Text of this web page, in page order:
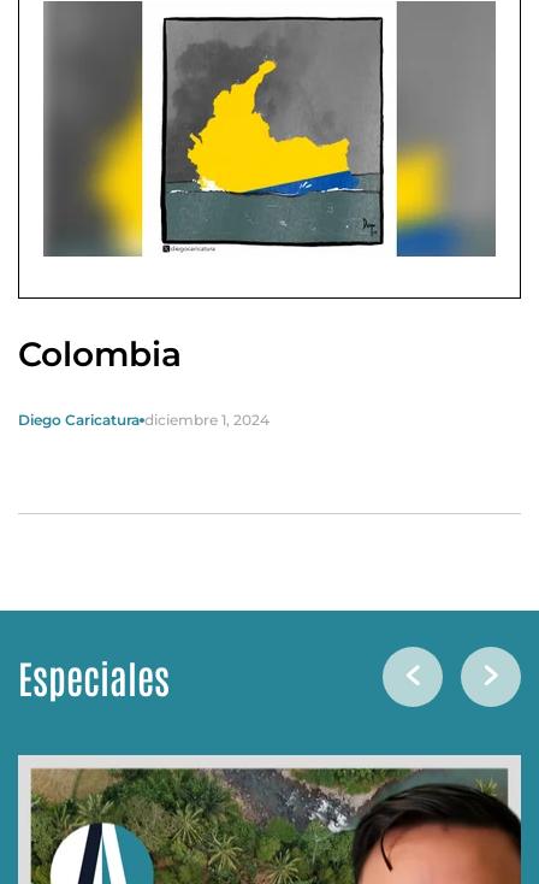
Colombia
Diego Caricatura diciembre 1, 2024
Especiales